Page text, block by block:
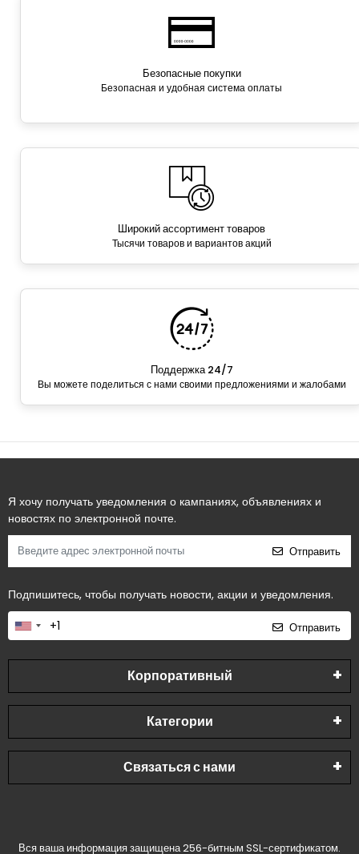
Безопасные покупки
Безопасная и удобная система оплаты
Широкий ассортимент товаров
Тысячи товаров и вариантов акций
Поддержка 24/7
Вы можете поделиться с нами своими предложениями и жалобами
Я хочу получать уведомления о кампаниях, объявлениях и
новостях по электронной почте.
Отправить
Подпишитесь, чтобы получать новости, акции и уведомления.
Отправить
Корпоративный
Категории
Связаться с нами
Вся ваша информация защищена 256-битным SSL-сертификатом.